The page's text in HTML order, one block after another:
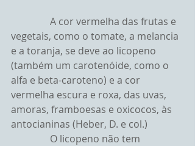
vegetais, como o tomate, a melancia
e a toranja, se deve ao licopeno
(também um carotenóide, como o
alfa e beta-caroteno) e a cor
vermelha escura e roxa, das uvas,
amoras, framboesas e oxicocos, às
antocianinas (Heber, D. e col.)